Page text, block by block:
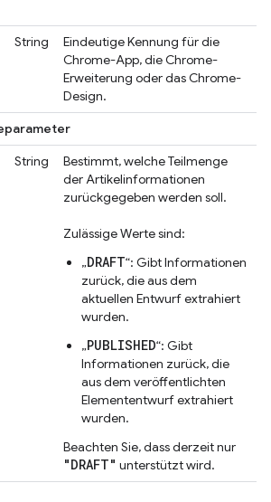
String
Eindeutige Kennung für die
Chrome-App, die Chrome-
Erweiterung oder das Chrome-
Design.
String
Bestimmt, welche Teilmenge
der Artikelinformationen
zurückgegeben werden soll.
Zulässige Werte sind:
„DRAFT“: Gibt Informationen
zurück, die aus dem
aktuellen Entwurf extrahiert
wurden.
„PUBLISHED“: Gibt
Informationen zurück, die
aus dem veröffentlichten
Elemententwurf extrahiert
wurden.
Beachten Sie, dass derzeit nur
"DRAFT" unterstützt wird.